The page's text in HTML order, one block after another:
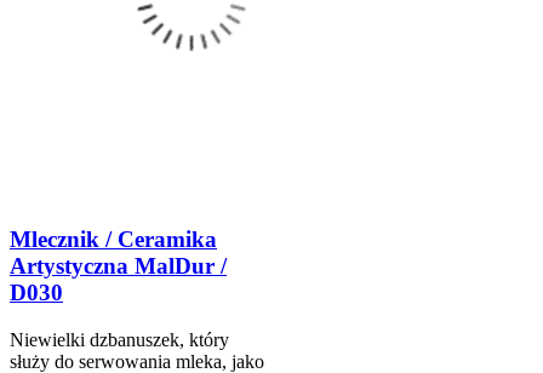
Mlecznik / Ceramika
Artystyczna MalDur /
D030
Niewielki dzbanuszek, który
służy do serwowania mleka, jako